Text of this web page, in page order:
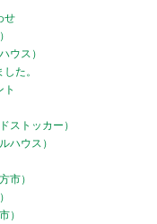
せ
ウス）
た。
ストッカー）
ハウス）
市）
）